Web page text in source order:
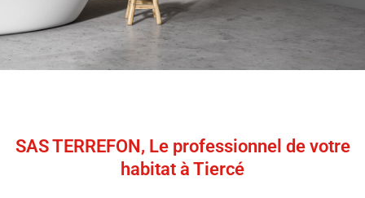
SAS TERREFON, Le professionnel de votre
habitat à Tiercé